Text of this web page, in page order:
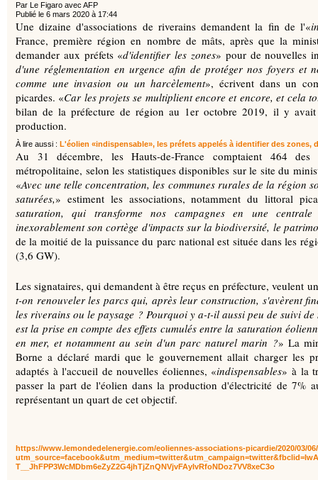
Par Le Figaro avec AFP
Publié le 6 mars 2020 à 17:44
Une dizaine d'associations de riverains demandent la fin de l'«
France, première région en nombre de mâts, après que la
demander aux préfets «d'identifier les zones» pour de nouvelles
d'une réglementation en urgence afin de protéger nos foyers et
comme une invasion ou un harcèlement», écrivent dans un
picardes. «Car les projets se multiplient encore et encore, et cela
bilan de la préfecture de région au 1er octobre 2019, il y
production.
À lire aussi : L'éolien «indispensable», les préfets appelés à identifier des zones,
Au 31 décembre, les Hauts-de-France comptaient 464 des
métropolitaine, selon les statistiques disponibles sur le site du
«Avec une telle concentration, les communes rurales de la région
saturées,» estiment les associations, notamment du littoral
saturation, qui transforme nos campagnes en une centrale
inexorablement son cortège d'impacts sur la biodiversité, le
de la moitié de la puissance du parc national est située dans les
(3,6 GW).
Les signataires, qui demandent à être reçus en préfecture, veulent
t-on renouveler les parcs qui, après leur construction, s'avèrent
les riverains ou le paysage ? Pourquoi y a-t-il aussi peu de suivi
est la prise en compte des effets cumulés entre la saturation
en mer, et notamment au sein d'un parc naturel marin ?» La
Borne a déclaré mardi que le gouvernement allait charger les
adaptés à l'accueil de nouvelles éoliennes, «indispensables» à la
passer la part de l'éolien dans la production d'électricité de 7%
représentant un quart de cet objectif.
https://www.lemondedelenergie.com/eoliennes-associations-picardie/2020/03/
T__JhFPP3WcMDbm6eZyZ2G4jhTjZnQNVjvFAyIvRfoNDoz7VV8xeC3o